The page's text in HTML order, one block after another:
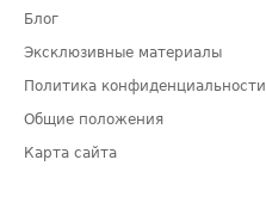
Блог
Эксклюзивные материалы
Политика конфиденциальности
Общие положения
Карта сайта